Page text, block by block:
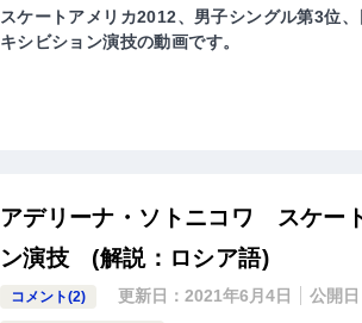
スケートアメリカ2012、男子シングル第3位
キシビション演技の動画です。
アデリーナ・ソトニコワ スケー
ン演技 (解説：ロシア語)
コメント(2) 更新日：2021年6月4日 公開